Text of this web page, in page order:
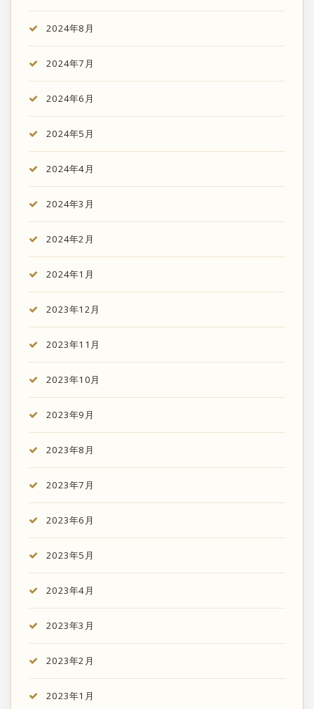
2024年8月
2024年7月
2024年6月
2024年5月
2024年4月
2024年3月
2024年2月
2024年1月
2023年12月
2023年11月
2023年10月
2023年9月
2023年8月
2023年7月
2023年6月
2023年5月
2023年4月
2023年3月
2023年2月
2023年1月